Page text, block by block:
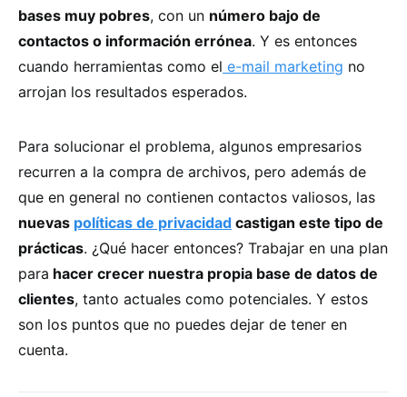
bases muy pobres, con un número bajo de
contactos o información errónea. Y es entonces
cuando herramientas como el e-mail marketing no
arrojan los resultados esperados.
Para solucionar el problema, algunos empresarios
recurren a la compra de archivos, pero además de
que en general no contienen contactos valiosos, las
nuevas políticas de privacidad castigan este tipo de
prácticas. ¿Qué hacer entonces? Trabajar en una plan
para hacer crecer nuestra propia base de datos de
clientes, tanto actuales como potenciales. Y estos
son los puntos que no puedes dejar de tener en
cuenta.